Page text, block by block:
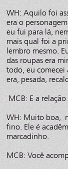
WH: Aquilo foi
era o
eu fui para lá,
mais qual foi a
lembro mesmo.
das roupas era
todo, eu comecei
era, pesada,
MCB: E a
WH: Muito boa,
fino. Ele é
marcadinho.
MCB: Você